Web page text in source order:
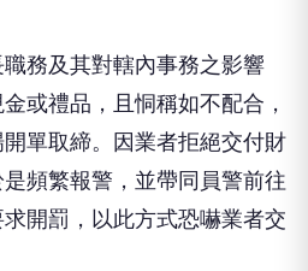
務及其對轄內事務之影響
或禮品，且恫稱如不配合，
單取締。因業者拒絕交付財
頻繁報警，並帶同員警前往
開罰，以此方式恐嚇業者交